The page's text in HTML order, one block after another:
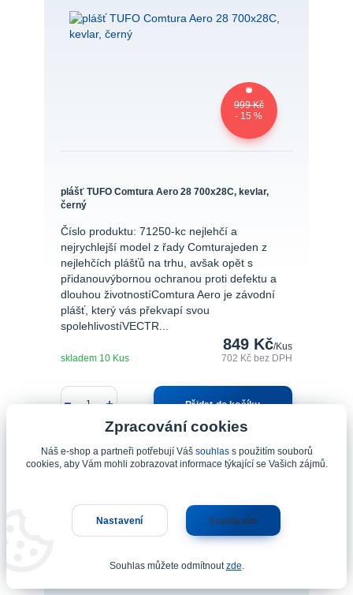
999 Kč
- 15 %
plášť TUFO Comtura Aero 28 700x28C, kevlar,
černý
Číslo produktu: 71250-kc nejlehčí a
nejrychlejší model z řady Comturajeden z
nejlehčích plášťů na trhu, avšak opět s
přidanouvýbornou ochranou proti defektu a
dlouhou životnostíComtura Aero je závodní
plášť, který vás překvapí svou
spolehlivostíVECTR...
849 Kč/Kus
702 Kč bez DPH
skladem 10 Kus
Přidat do košíku
Zpracování cookies
Náš e-shop a partneři potřebují Váš souhlass použitím souborů
cookies, aby Vám mohli zobrazovat informace týkající se Vašich zájmů.
Nastavení Souhlasím
Souhlas můžete odmítnoutzde